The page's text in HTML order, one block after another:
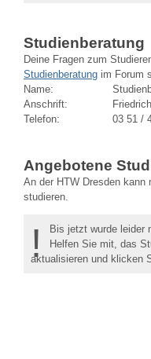
Studienberatung
Deine Fragen zum
Studienberatung im Forum
Name:
Anschrift:
Telefon:
03 51 /
Angebotene
An der HTW Dresden kann
studieren.
!
Bis jetzt wurde leider
Helfen Sie mit, das
aktualisieren und klicken